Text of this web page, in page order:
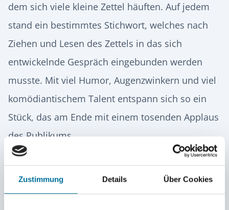
Zustimmung Details Über Cookies
dem sich viele kleine Zettel häuften. Auf jedem
stand ein bestimmtes Stichwort, welches nach
Ziehen und Lesen des Zettels in das sich
entwickelnde Gespräch eingebunden werden
musste. Mit viel Humor, Augenzwinkern und viel
komödiantischem Talent entspann sich so ein
Stück, das am Ende mit einem tosenden Applaus
des Publikums.
Nicht weniger kreativbrachte eine zweite
Theatergruppe den Tagesablauf an der Lietz auf